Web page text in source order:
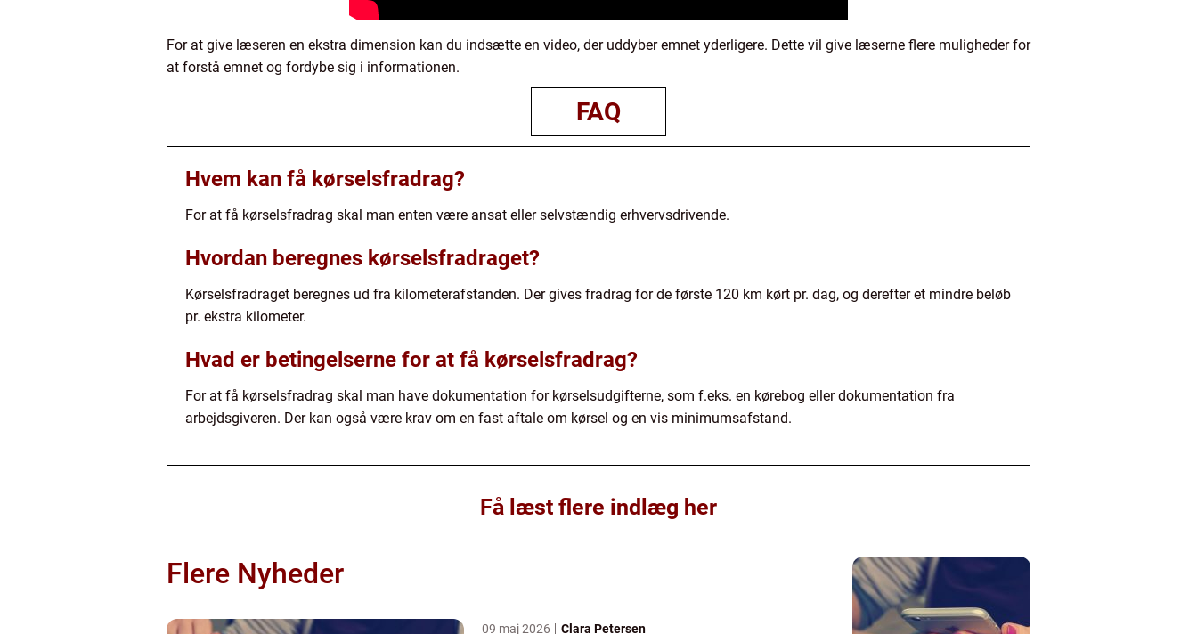
For at give læseren en ekstra dimension kan du indsætte en video, der uddyber emnet yderligere. Dette vil give læserne flere muligheder for
at forstå emnet og fordybe sig i informationen.
FAQ
Hvem kan få kørselsfradrag?
For at få kørselsfradrag skal man enten være ansat eller selvstændig erhvervsdrivende.
Hvordan beregnes kørselsfradraget?
Kørselsfradraget beregnes ud fra kilometerafstanden. Der gives fradrag for de første 120 km kørt pr. dag, og derefter et mindre beløb
pr. ekstra kilometer.
Hvad er betingelserne for at få kørselsfradrag?
For at få kørselsfradrag skal man have dokumentation for kørselsudgifterne, som f.eks. en kørebog eller dokumentation fra
arbejdsgiveren. Der kan også være krav om en fast aftale om kørsel og en vis minimumsafstand.
Få læst flere indlæg her
Flere Nyheder
09 maj 2026 Clara Petersen